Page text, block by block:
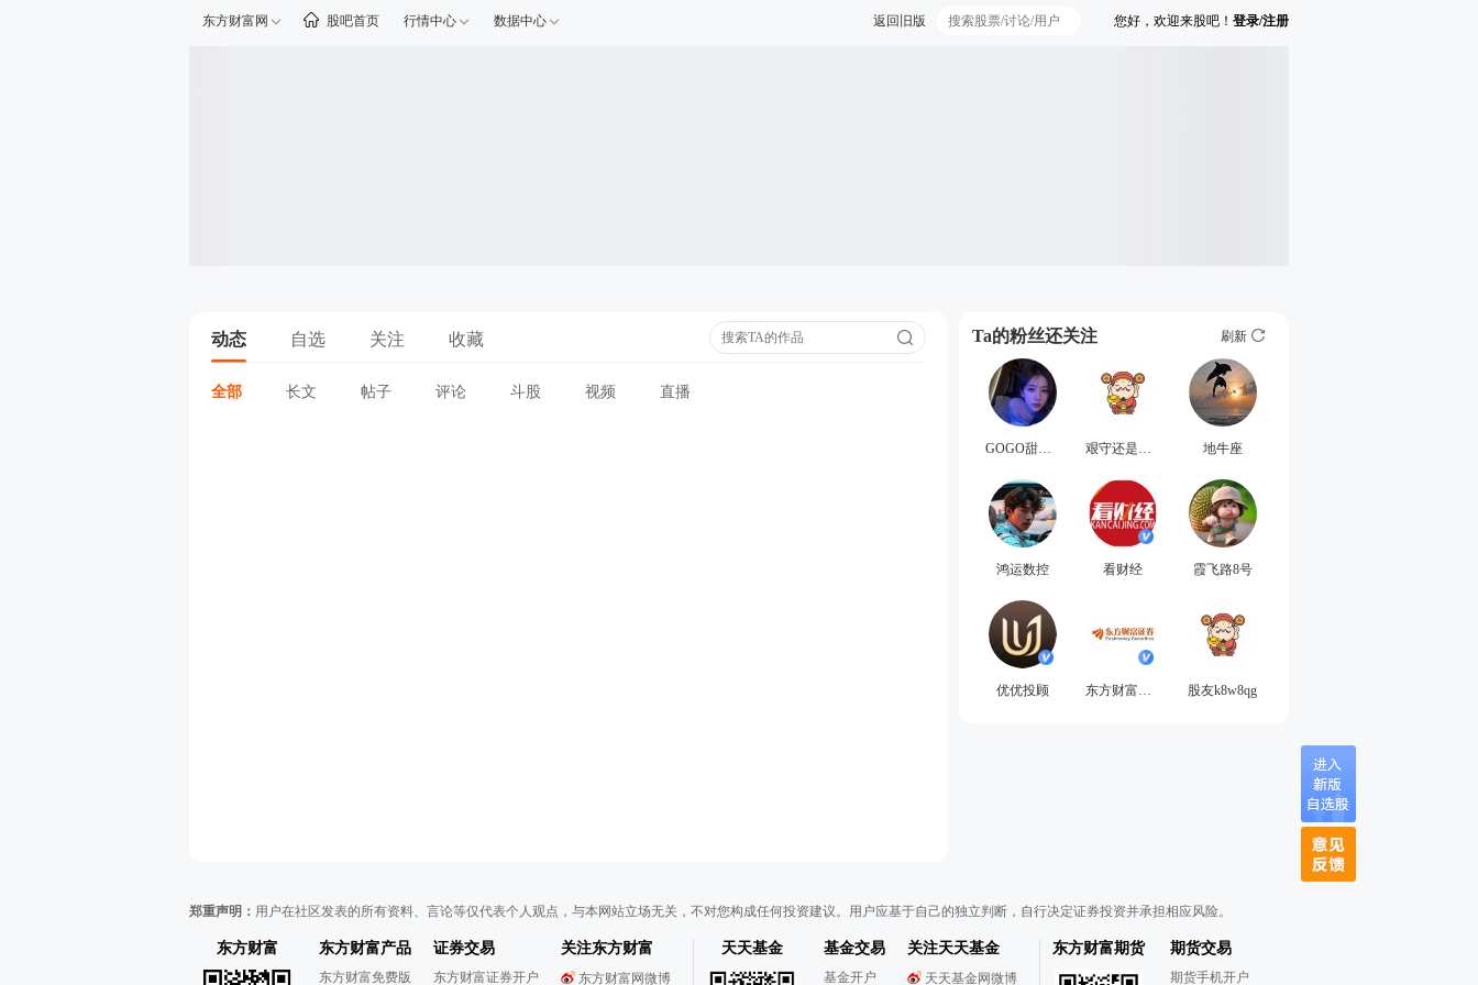
东方财富网 股吧首页 行情中心 数据中心 您好，欢迎来股吧！ 登录/注册
返回旧版
动态 自选 关注 收藏
全部 长文 帖子 评论 斗股 视频 直播
Ta的粉丝还关注 刷新
GOGO甜心喵 艰守还是坚守 地牛座
鸿运数控 看财经 霞飞路8号
优优投顾 东方财富证券 股友k8w8qg
郑重声明： 用户在社区发表的所有资料、言论等仅代表个人观点，与本网站立场无关，不对您构成任何投资建议。用户应基于自己的独立判断，自行决定证券投资并承担相应风险。
东方财富 东方财富产品
东方财富免费版
证券交易
东方财富证券开户
关注东方财富
东方财富网微博
天天基金 基金交易
基金开户
关注天天基金
天天基金网微博
东方财富期货 期货交易
期货手机开户